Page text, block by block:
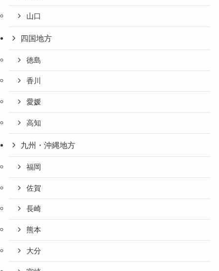
山口
四国地方
徳島
香川
愛媛
高知
九州・沖縄地方
福岡
佐賀
長崎
熊本
大分